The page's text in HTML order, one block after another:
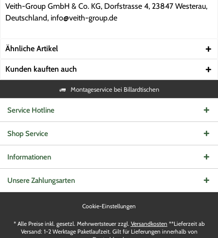
Veith-Group GmbH & Co. KG, Dorfstrasse 4, 23847 Westerau,
Deutschland, info@veith-group.de
Ähnliche Artikel
Kunden kauften auch
Montageservice bei Billardtischen
Service Hotline
Shop Service
Informationen
Unsere Zahlungsarten
Cookie-Einstellungen
* Alle Preise inkl. gesetzl. Mehrwertsteuer zzgl. Versandkosten **Lieferzeit ab
Versand: 1-2 Werktage Paketlaufzeit. Gilt für Lieferungen innerhalb von